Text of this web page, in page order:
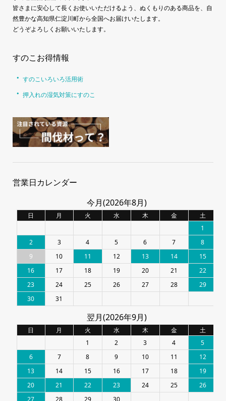
皆さまに安心して長くお使いいただけるよう、ぬくもりのある商品を、自
然豊かな高知県仁淀川町から全国へお届けいたします。
どうぞよろしくお願いいたします。
すのこお得情報
すのこいろいろ活用術
押入れの湿気対策にすのこ
営業日カレンダー
今月(2026年8月)
日 月 火 水 木 金
土
1
2
3 4 5 6 7
8
9
10 11 12 13 14
15
16
17 18 19 20 21
22
23
24 25 26 27 28
29
30
31
翌月(2026年9月)
日 月 火 水 木 金
土
1
2 3 4
5
6
7 8 9 10 11
12
13
14 15 16 17 18
19
20
21 22 23 24 25
26
27
28 29 30